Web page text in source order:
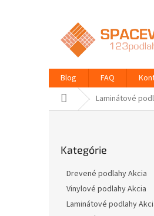
Blog FAQ
DomovLaminátové
kategórie
Kategórie
Drevené podlahy Akcia
Vinylové podlahy Akcia
Laminátové podlahy